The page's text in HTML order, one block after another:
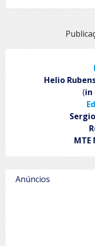
Navegação
Helio
(in
MTE
Anúncios